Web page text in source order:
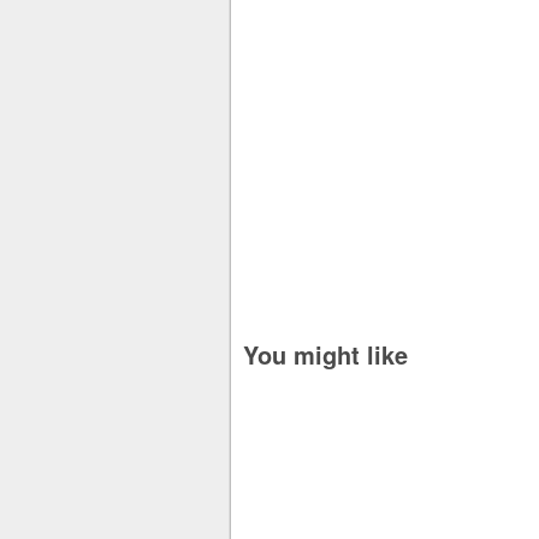
You might like